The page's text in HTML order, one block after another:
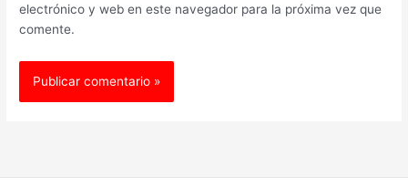
electrónico y web en este navegador para la próxima vez que
comente.